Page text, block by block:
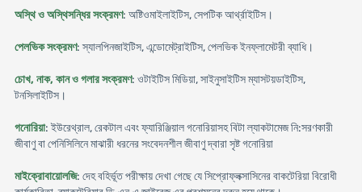
অস্থি ও অস্থিসন্ধির সংক্রমণ: অষ্টিওমাইলাইটিস, সেপটিক আর্থ্রাইটিস।
পেলভিক সংক্রমণ: স্যালপিনজাইটিস, এন্ডোমেট্রাইটিস, পেলভিক ইনফ্লামেটরী ব্যাধি।
চোখ, নাক, কান ও গলার সংক্রমণ: ওটাইটিস মিডিয়া, সাইনুসাইটিস ম্যাসটয়ডাইটিস,
টনসিলাইটিস।
গনোরিয়া: ইউরেথ্রাল, রেকটাল এবং ফ্যারিঞ্জিয়াল গনোরিয়াসহ বিটা ল্যাকটামেজ নি:সরণকারী
জীবাণু বা পেনিসিলিনে মাঝারী ধরনের সংবেদনশীল জীবাণু দ্বারা সৃষ্ট গনোরিয়া
মাইক্রোবায়োলজি: দেহ বহির্ভূত পরীক্ষায় দেখা গেছে যে সিপ্রোফ্লক্সাসিনের বাকটেরিয়া বিরোধী